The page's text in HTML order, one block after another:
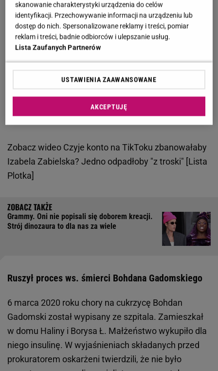
Rozpoczął się proces małżeństwa, Borysa i Haliny
Ł., które opiekowało się dziennikarzem "Angory" czy
"Expressu Ilustrowanego" Bohdanem Gadomskim w
ostatnich dniach życia. Borysowi Ł. prokuratura
postawiła zarzut narażenia pokrzywdzonego na
bezpośrednie niebezpieczeństwo utraty życia lub
zdrowia. Mężczyźnie grozi dożywocie, a jego żonie
za współudział - do pięciu lat więzienia.
Zobacz wideo Czyje konto na TikToku zbanowałaby
Izabela Zabielska? Jedno odpadłoby "z troski" [Lista
Plotka]
Grammy. Oni nie popisali się doborem kreacji.
Strój dinozaura to dla nas za wiele
Ruszył proces ws. śmierci Bohdana Gadomskiego
6 marca 2020 roku chory na cukrzycę Bohdan
Gadomski został wypisany ze szpitala. Zamieszkał
w domu Haliny i Borysa Ł. Małżeństwo wykupiło dla
niego insulinę. W wyjaśnieniach składanych przed
prokuratorem oskarżeni twierdzili, że nie było
skanowanie charakterystyki urządzenia do celów
identyfikacji. Przechowywanie informacji na urządzeniu lub
dostęp do nich. Spersonalizowane reklamy i treści, pomiar
reklam i treści, badnie odbiorców i ulepszanie usług.
Lista Zaufanych Partnerów
USTAWIENIA ZAAWANSOWANE
AKCEPTUJĘ